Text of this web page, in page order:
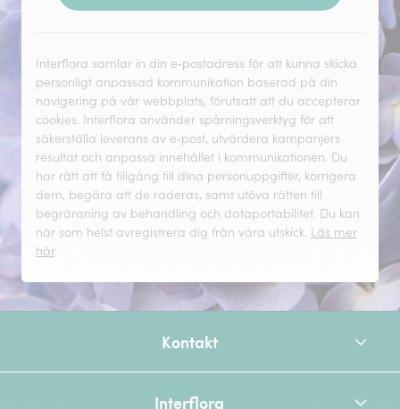
Interflora samlar in din e‑postadress för att kunna skicka
personligt anpassad kommunikation baserad på din
navigering på vår webbplats, förutsatt att du accepterar
cookies. Interflora använder spårningsverktyg för att
säkerställa leverans av e‑post, utvärdera kampanjers
resultat och anpassa innehållet i kommunikationen. Du
har rätt att få tillgång till dina personuppgifter, korrigera
dem, begära att de raderas, samt utöva rätten till
begränsning av behandling och dataportabilitet. Du kan
när som helst avregistrera dig från våra utskick. Läs mer
här.
Kontakt
Interflora